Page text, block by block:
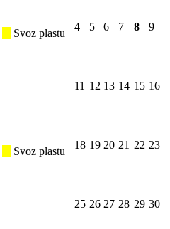
Svoz plastu
4 5 6 7 8 9
11 12 13 14 15 16
Svoz plastu
18 19 20 21 22 23
25 26 27 28 29 30